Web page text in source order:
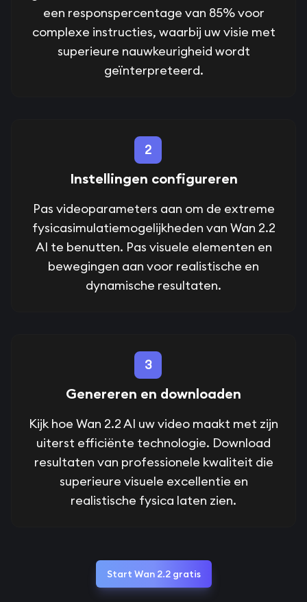
een responspercentage van 85% voor
complexe instructies, waarbij uw visie met
superieure nauwkeurigheid wordt
geïnterpreteerd.
2
Instellingen configureren
Pas videoparameters aan om de extreme
fysicasimulatiemogelijkheden van Wan 2.2
AI te benutten. Pas visuele elementen en
bewegingen aan voor realistische en
dynamische resultaten.
3
Genereren en downloaden
Kijk hoe Wan 2.2 AI uw video maakt met zijn
uiterst efficiënte technologie. Download
resultaten van professionele kwaliteit die
superieure visuele excellentie en
realistische fysica laten zien.
Start Wan 2.2 gratis